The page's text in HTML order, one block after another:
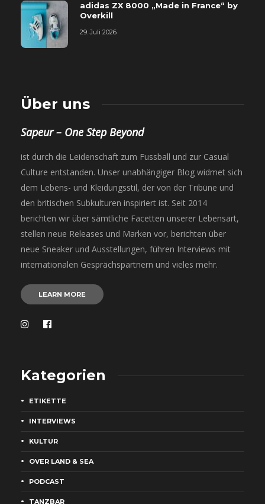
adidas ZX 8000 „Made in France“ by
Overkill
29. Juli 2026
Über uns
Sapeur – One Step Beyond
ist durch die Leidenschaft zum Fussball und zur Casual
Culture entstanden. Unser unabhängiger Blog widmet sich
dem Lebens- und Kleidungsstil, der von der Tribüne und
den britischen Subkulturen inspiriert ist. Seit 2014
berichten wir über sämtliche Facetten unserer Lebensart,
stellen neue Releases und Marken vor, berichten über
neue Sneaker und Ausstellungen, führen Interviews mit
internationalen Gesprächspartnern und vieles mehr.
LEARN MORE
Kategorien
ETIKETTE
INTERVIEWS
KULTUR
OVER LAND & SEA
PODCAST
TANZBAR